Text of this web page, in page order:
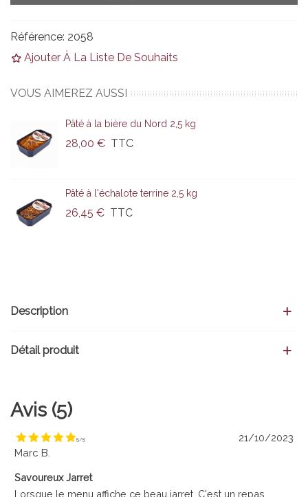
Référence: 2058
Ajouter À La Liste De Souhaits
VOUS AIMEREZ AUSSI
Pâté à la bière du Nord 2,5 kg
28,00 € TTC
Pâté à l'échalote terrine 2,5 kg
26,45 € TTC
Description
Détail produit
Avis (5)
5/5
21/10/2023
Marc B.
Savoureux Jarret
Lorsque le menu affiche ce beau jarret, C'est un repas